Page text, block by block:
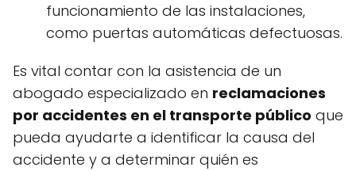
funcionamiento de las instalaciones,
como puertas automáticas defectuosas.
Es vital contar con la asistencia de un
abogado especializado en reclamaciones
por accidentes en el transporte público que
pueda ayudarte a identificar la causa del
accidente y a determinar quién es